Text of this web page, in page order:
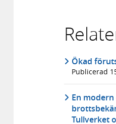
Ökad
Publicerad
En
Tullverket